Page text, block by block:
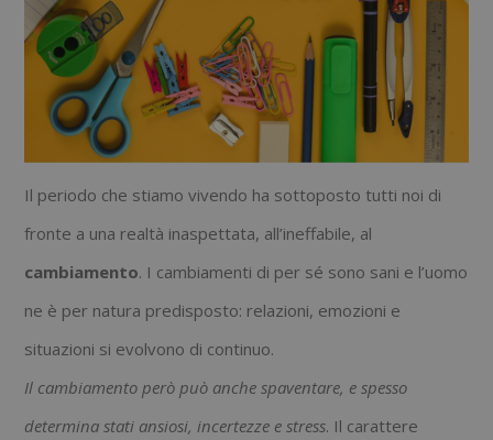
Il periodo che stiamo vivendo ha sottoposto tutti noi di
fronte a una realtà inaspettata, all’ineffabile, al
cambiamento. I cambiamenti di per sé sono sani e l’uomo
ne è per natura predisposto: relazioni, emozioni e
situazioni si evolvono di continuo.
Il cambiamento però può anche spaventare, e spesso
determina stati ansiosi, incertezze e stress. Il carattere